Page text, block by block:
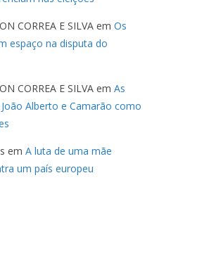
CORREA E SILVA em Os
espaço na disputa do
CORREA E SILVA em As
Alberto e Camarão como
em A luta de uma mãe
um país europeu